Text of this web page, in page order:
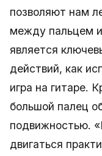
позволяют нам
между пальцем
является
действий, как
игра на гитаре.
большой палец
подвижностью.
двигаться